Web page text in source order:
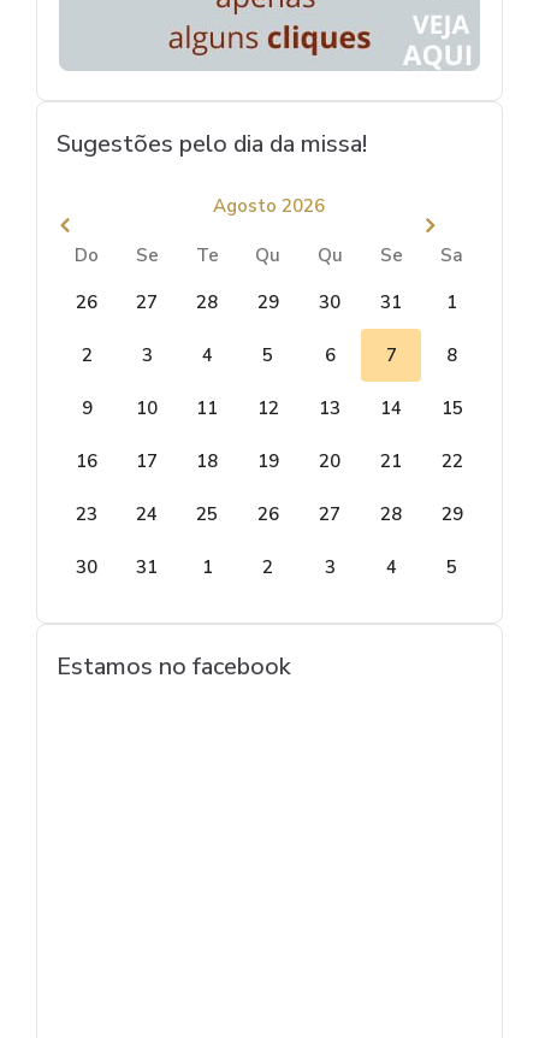
Sugestões pelo dia da missa!
Agosto 2026
Do Se Te Qu Qu Se
Sa
26
27 28 29 30 31 1
2 3 4 5 6 7 8
9 10 11 12 13 14 15
16 17 18 19 20 21 22
23 24 25 26 27 28 29
30 31 1 2 3 4 5
Estamos no facebook